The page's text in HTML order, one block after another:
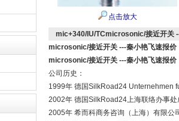
点击放大
mic+340/IU/TCmicrosonic/接近开关
microsonic/接近开关 ---秦小艳飞速报价
microsonic/接近开关 ---秦小艳飞速报价
公司历史：
1999年 德国SilkRoad24 Unternehmen
2002年 德国SilkRoad24上海联络办事处
2005年 希而科商务咨询（上海）有限公